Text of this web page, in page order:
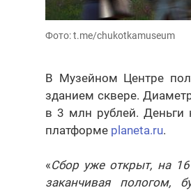
Фото: t.me/chukotkamuseum
В Музейном Центре
зданием сквере.
в 3 млн рублей. Деньги
платформе planeta.ru.
«Сбор уже открыт, на
заканчивая пологом,